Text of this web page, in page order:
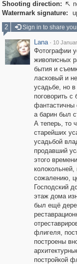
Shooting direction: 
Watermark signature:
2
Sign in to share
Lana · 10
Фотографии
живописных
бытия и
ласковый и
усадьбе, но
поговорить
фантастичны
а барин был
А теперь, то
старейших
усадьбой
продавший
этого
колокольней,
сожалению,
Господский
этаж дома
был ещё
флигеля,
построены
постройкой